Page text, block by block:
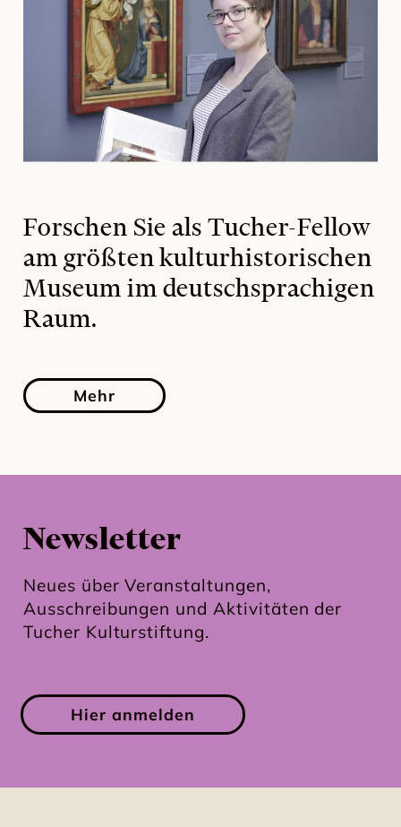
Forschen Sie als Tucher-Fellow
am größten kulturhistorischen
Museum im deutschsprachigen
Raum.
Mehr
Newsletter
Neues über Veranstaltungen,
Ausschreibungen und Aktivitäten der
Tucher Kulturstiftung.
Hier anmelden